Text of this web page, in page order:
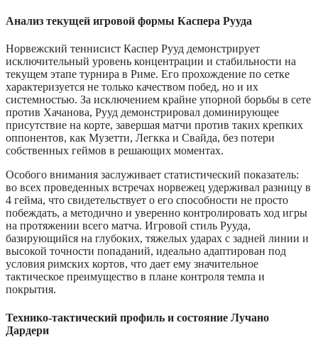
Анализ текущей игровой формы Каспера Рууда
Норвежский теннисист Каспер Рууд демонстрирует
исключительный уровень концентрации и стабильности на
текущем этапе турнира в Риме. Его прохождение по сетке
характеризуется не только качеством побед, но и их
системностью. За исключением крайне упорной борьбы в сете
против Хачанова, Рууд демонстрировал доминирующее
присутствие на корте, завершая матчи против таких крепких
оппонентов, как Музетти, Легкка и Свайда, без потери
собственных геймов в решающих моментах.
Особого внимания заслуживает статистический показатель:
во всех проведенных встречах норвежец удерживал разницу в
4 гейма, что свидетельствует о его способности не просто
побеждать, а методично и уверенно контролировать ход игры
на протяжении всего матча. Игровой стиль Рууда,
базирующийся на глубоких, тяжелых ударах с задней линии и
высокой точности попаданий, идеально адаптирован под
условия римских кортов, что дает ему значительное
тактическое преимущество в плане контроля темпа и
покрытия.
Технико-тактический профиль и состояние Лучано
Дардери